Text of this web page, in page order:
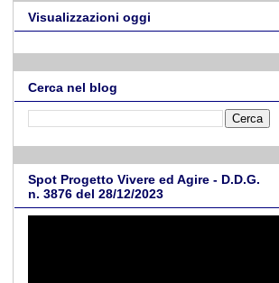
Visualizzazioni oggi
Cerca nel blog
Spot Progetto Vivere ed Agire - D.D.G.
n. 3876 del 28/12/2023